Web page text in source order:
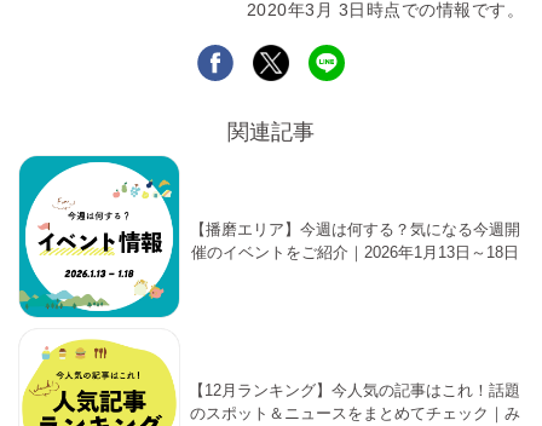
2020年3月 3日時点での情報です。
関連記事
【播磨エリア】今週は何する？気になる今週開
催のイベントをご紹介｜2026年1月13日～18日
【12月ランキング】今人気の記事はこれ！話題
のスポット＆ニュースをまとめてチェック｜み